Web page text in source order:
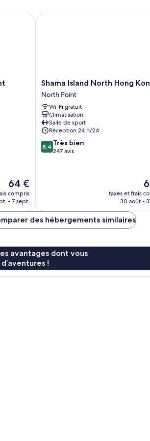
Le
nouveau
prix
de
64 €
64 €
compris
- 7 sept.
Shama
Island
North
Hong
Kong
North
Point
Shama Island North Hong
North Point
Wi-Fi gratuit
Climatisation
Salle de sport
Réception 24 h/24
8.4
sur
8,4 Très bien
247 avis
Le
taxes et frais
30 août -
Shama Island North Hong Kong
des hébergements similaires
avantages dont vous
!